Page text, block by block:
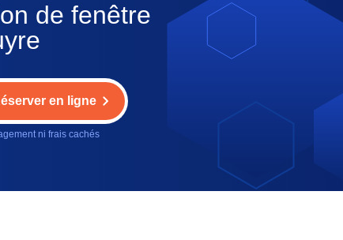
de fenêtre
en ligne
ni frais cachés